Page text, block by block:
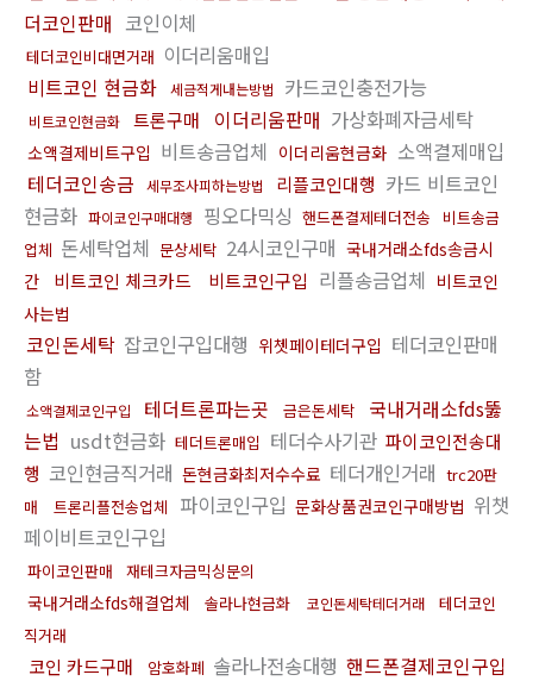
더코인판매 코인이체
테더코인비대면거래 이더리움매입
비트코인 현금화
세금적게내는방법 카드코인충전가능
비트코인현금화 트론구매 이더리움판매 가상화폐자금세탁
소액결제비트구입 비트송금업체 이더리움현금화 소액결제매입
테더코인송금
세무조사피하는방법 리플코인대행 카드 비트코인
현금화 파이코인구매대행 핑오다믹싱 핸드폰결제테더전송
비트송금
업체 돈세탁업체 문상세탁 24시코인구매 국내거래소fds송금시
간
비트코인 체크카드 비트코인구입 리플송금업체 비트코인
사는법
코인돈세탁 잡코인구입대행 위쳇페이테더구입 테더코인판매
함
소액결제코인구입 테더트론파는곳 금은돈세탁
국내거래소fds뚫
는법 usdt현금화 테더트론매입 테더수사기관 파이코인전송대
행 코인현금직거래 돈현금화최저수수료 테더개인거래 trc20판
매
트론리플전송업체 파이코인구입 문화상품권코인구매방법 위챗
페이비트코인구입
파이코인판매 재테크자금믹싱문의
국내거래소fds해결업체 솔라나현금화 코인돈세탁테더거래
테더코인
직거래
코인 카드구매 암호화폐 솔라나전송대행 핸드폰결제코인구입